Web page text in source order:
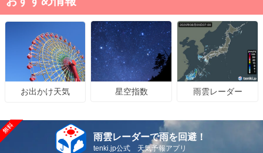
お出かけ天気 星空指数 雨雲レーダー
雨雲レーダーで雨を回避！
tenki.jp公式 天気予報アプリ